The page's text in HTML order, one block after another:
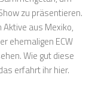
zu präsentieren.
aus Mexiko,
ehemaligen ECW
Wie gut diese
erfahrt ihr hier.